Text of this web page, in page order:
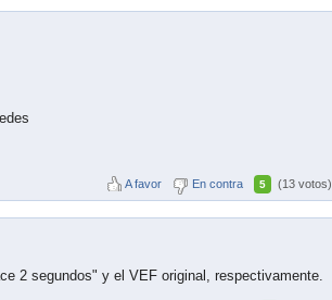
A favor En contra 5 (13 votos)
2 segundos" y el VEF original, respectivamente.